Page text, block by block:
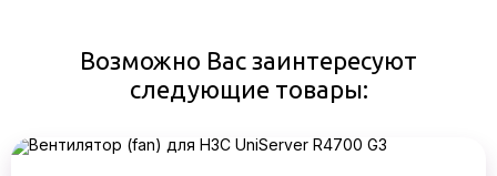
Возможно Вас заинтересуют
следующие товары: